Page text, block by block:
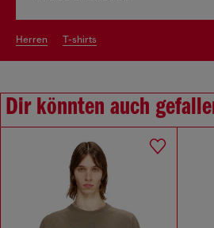
herren t-shirts
Dir könnten auch